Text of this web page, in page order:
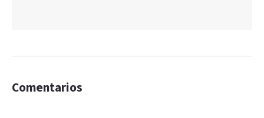
Comentarios